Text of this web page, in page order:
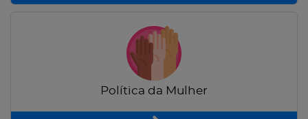
Política da Mulher